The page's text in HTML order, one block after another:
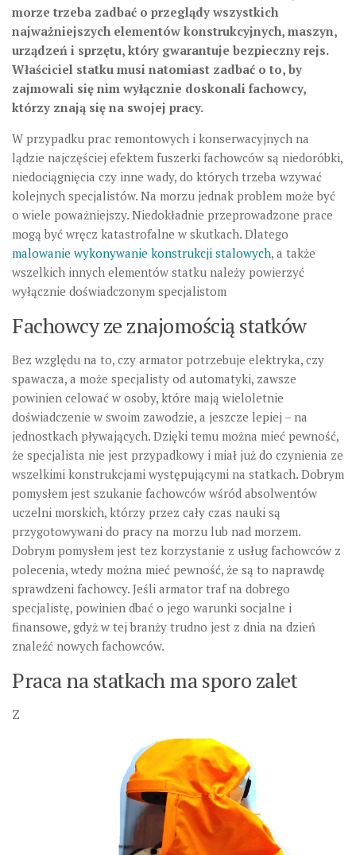
morze trzeba zadbać o przeglądy wszystkich
najważniejszych elementów konstrukcyjnych, maszyn,
urządzeń i sprzętu, który gwarantuje bezpieczny rejs.
Właściciel statku musi natomiast zadbać o to, by
zajmowali się nim wyłącznie doskonali fachowcy,
którzy znają się na swojej pracy.
W przypadku prac remontowych i konserwacyjnych na
lądzie najczęściej efektem fuszerki fachowców są niedoróbki,
niedociągnięcia czy inne wady, do których trzeba wzywać
kolejnych specjalistów. Na morzu jednak problem może być
o wiele poważniejszy. Niedokładnie przeprowadzone prace
mogą być wręcz katastrofalne w skutkach. Dlatego
malowanie wykonywanie konstrukcji stalowych, a także
wszelkich innych elementów statku należy powierzyć
wyłącznie doświadczonym specjalistom
Fachowcy ze znajomością statków
Bez względu na to, czy armator potrzebuje elektryka, czy
spawacza, a może specjalisty od automatyki, zawsze
powinien celować w osoby, które mają wieloletnie
doświadczenie w swoim zawodzie, a jeszcze lepiej – na
jednostkach pływających. Dzięki temu można mieć pewność,
że specjalista nie jest przypadkowy i miał już do czynienia ze
wszelkimi konstrukcjami występującymi na statkach. Dobrym
pomysłem jest szukanie fachowców wśród absolwentów
uczelni morskich, którzy przez cały czas nauki są
przygotowywani do pracy na morzu lub nad morzem.
Dobrym pomysłem jest tez korzystanie z usług fachowców z
polecenia, wtedy można mieć pewność, że są to naprawdę
sprawdzeni fachowcy. Jeśli armator traf na dobrego
specjalistę, powinien dbać o jego warunki socjalne i
finansowe, gdyż w tej branży trudno jest z dnia na dzień
znaleźć nowych fachowców.
Praca na statkach ma sporo zalet
Z